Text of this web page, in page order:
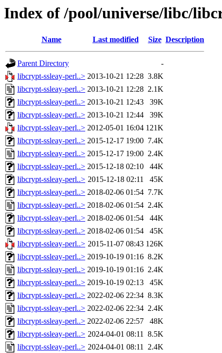
Index of /pool/universe/libc/
Name Last modified Size Description
Parent Directory
-
libcrypt-ssleay-perl..> 2013-10-21 12:28 3.8K
libcrypt-ssleay-perl..> 2013-10-21 12:28 2.1K
libcrypt-ssleay-perl..> 2013-10-21 12:43
39K
libcrypt-ssleay-perl..> 2013-10-21 12:44
39K
libcrypt-ssleay-perl..> 2012-05-01 16:04 121K
libcrypt-ssleay-perl..> 2015-12-17 19:00 7.4K
libcrypt-ssleay-perl..> 2015-12-17 19:00 2.4K
libcrypt-ssleay-perl..> 2015-12-18 02:10
44K
libcrypt-ssleay-perl..> 2015-12-18 02:11
45K
libcrypt-ssleay-perl..> 2018-02-06 01:54 7.7K
libcrypt-ssleay-perl..> 2018-02-06 01:54 2.4K
libcrypt-ssleay-perl..> 2018-02-06 01:54
44K
libcrypt-ssleay-perl..> 2018-02-06 01:54
45K
libcrypt-ssleay-perl..> 2015-11-07 08:43 126K
libcrypt-ssleay-perl..> 2019-10-19 01:16 8.2K
libcrypt-ssleay-perl..> 2019-10-19 01:16 2.4K
libcrypt-ssleay-perl..> 2019-10-19 02:13
45K
libcrypt-ssleay-perl..> 2022-02-06 22:34 8.3K
libcrypt-ssleay-perl..> 2022-02-06 22:34 2.4K
libcrypt-ssleay-perl..> 2022-02-06 22:57
48K
libcrypt-ssleay-perl..> 2024-04-01 08:11 8.5K
libcrypt-ssleay-perl..> 2024-04-01 08:11 2.4K